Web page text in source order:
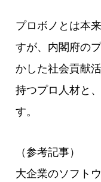
プロボノとは本
すが、内閣府の
かした社会貢献
持つプロ人材と
す。
（参考記事）
大企業のソフト